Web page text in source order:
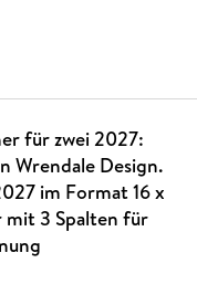
für zwei 2027:
Wrendale Design.
im Format 16 x
mit 3 Spalten für